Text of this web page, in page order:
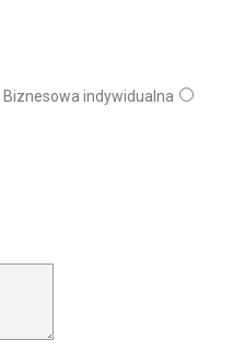
Biznesowa indywidualna